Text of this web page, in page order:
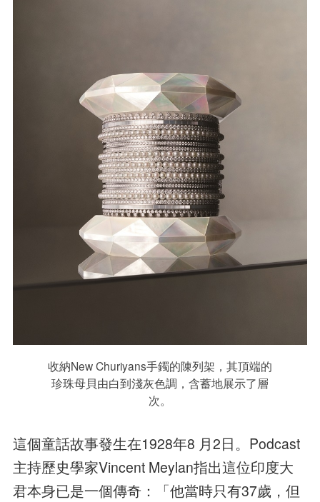
收納New Churiyans手鐲的陳列架，其頂端的
珍珠母貝由白到淺灰色調，含蓄地展示了層
次。
這個童話故事發生在1928年8 月2日。Podcast
主持歷史學家Vincent Meylan指出這位印度大
君本身已是一個傳奇：「他當時只有37歲，但